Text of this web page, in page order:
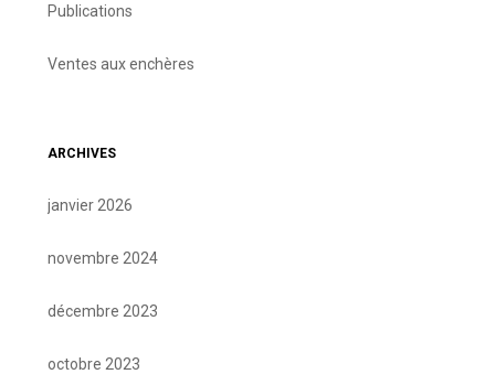
Publications
Ventes aux enchères
ARCHIVES
janvier 2026
novembre 2024
décembre 2023
octobre 2023